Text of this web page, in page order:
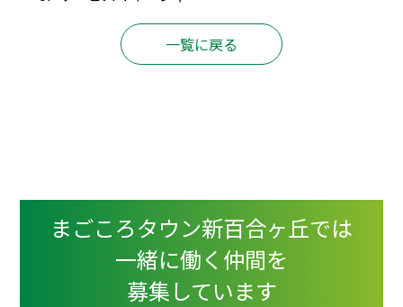
一覧に戻る
まごころタウン新百合ヶ丘では
一緒に働く仲間を
募集しています